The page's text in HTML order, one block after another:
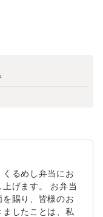
るめし弁当にお
げます。 お弁当
賜り、皆様のお
したことは、私